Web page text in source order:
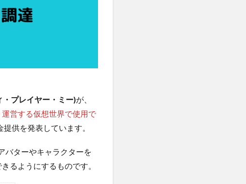
プレイヤー・ミー)が、
営する仮想世界で使用で
供を発表しています。
バターやキャラクターを
るようにするものです。